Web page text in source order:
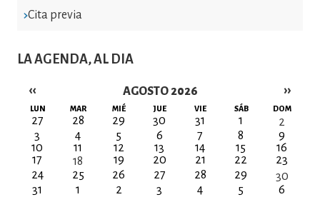
Cita previa
LA AGENDA, AL DIA
AGOSTO 2026
Paginación
‹‹ ››
LUN MAR MIÉ JUE VIE SÁB DOM
27 28 29 30 31 1
2
3
4 5 6 7 8
9
10
11 12 13 14 15
16
17
18 19 20 21 22
23
24
25 26 27 28 29
30
31
1 2 3 4 5 6